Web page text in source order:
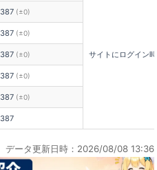
サイトにログイン
387 (±0)
387 (±0)
387 (±0)
387 (±0)
387 (±0)
387
データ更新日時：2026/08/08 13:36